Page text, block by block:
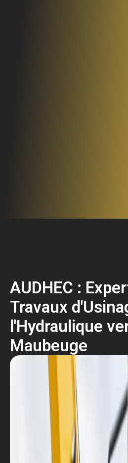
AUDHEC :
Travaux
l'Hydraulique
Maubeuge